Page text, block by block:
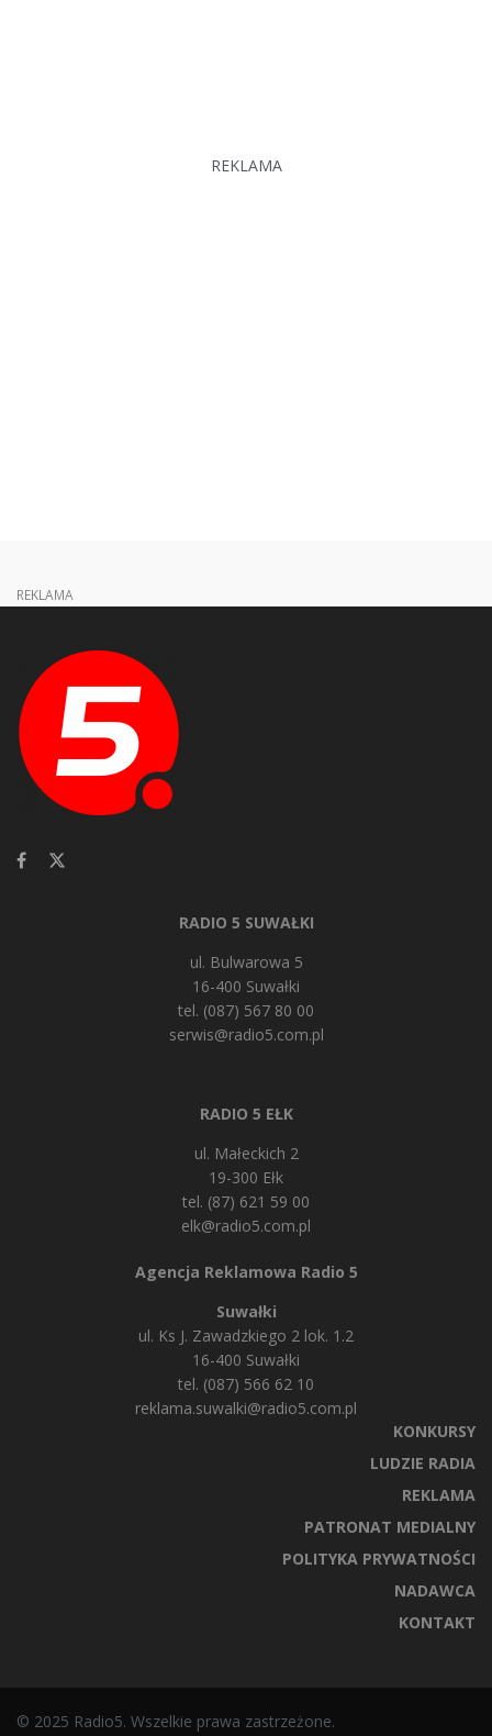
REKLAMA
REKLAMA
RADIO 5 SUWAŁKI
ul. Bulwarowa 5
16-400 Suwałki
tel. (087) 567 80 00
serwis@radio5.com.pl
RADIO 5 EŁK
ul. Małeckich 2
19-300 Ełk
tel. (87) 621 59 00
elk@radio5.com.pl
Agencja Reklamowa Radio 5
Suwałki
ul. Ks J. Zawadzkiego 2 lok. 1.2
16-400 Suwałki
tel. (087) 566 62 10
reklama.suwalki@radio5.com.pl
KONKURSY
LUDZIE RADIA
REKLAMA
PATRONAT MEDIALNY
POLITYKA PRYWATNOŚCI
NADAWCA
KONTAKT
© 2025 Radio5. Wszelkie prawa zastrzeżone.